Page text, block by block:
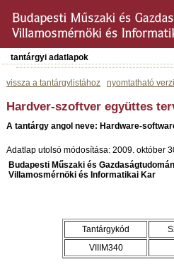
tantárgyi adatlapok
vissza a tantárgylistához nyomtatható
Hardver-szoftver együttes
A tantárgy angol neve: Hardware-
Adatlap utolsó módosítása: 2009. október
Budapesti Műszaki és
Villamosmérnöki és Informatikai Kar
Tantárgykód
VIIIM340